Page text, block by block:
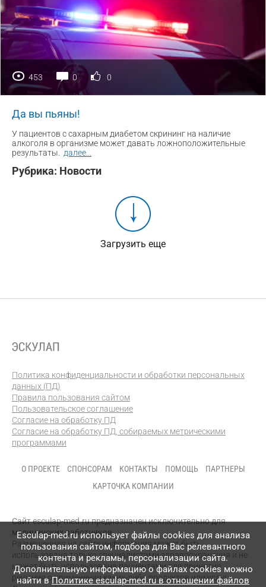
453 0 0
Да вы пьяны!
У пациентов с сахарным диабетом скрининг на наличие
алкоголя в организме может давать ложноположительные
результаты.
далее
Рубрика: Новости
Загрузить еще
Политика конфиденциальности и обработки персональных
данных (ПД)
Правила пользования сайтом
Пользовательское соглашение
Согласие на обработку ПД
Согласие на обработку ПД, собираемых метрическими
программами
О ПРОЕКТЕ СПОНСОРАМ КОНТАКТЫ ПОМОЩЬ
ПАРТНЕРЫ
КАРТОЧКА КОМПАНИИ
Сайт esculap-med.ru предназначен исключительно для
медицинских работников.
Размещенная на сайте информация может быть
использована только специалистами здравоохранения и не
может быть использована пациентами для принятия
решения о применении каких-либо продуктов или услуг.
Esculap-med.ru использует файлы сookies для анализа
пользования сайтом, подбора для Вас релевантного
контента и рекламы, персонализации сайта.
Дополнительную информацию о файлах cookies можно
найти вПолитике esculap-med.ru в отношении файлов